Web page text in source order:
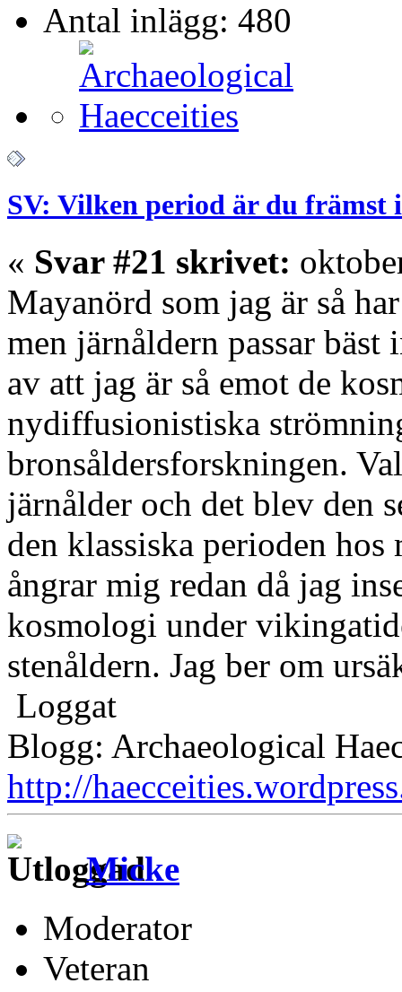
Antal inlägg: 480
SV: Vilken period är du främst
« Svar #21 skrivet:
Mayanörd som jag är så
men järnåldern passar
av att jag är så emot de
nydiffusionistiska
bronsåldersforskningen.
järnålder och det blev den
den klassiska perioden
ångrar mig redan då jag
kosmologi under
stenåldern. Jag ber om
Loggat
Blogg: Archaeological
http://
Micke
Moderator
Veteran